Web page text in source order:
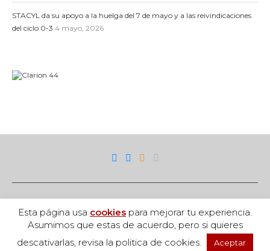
STACYL da su apoyo a la huelga del 7 de mayo y a las reivindicaciones
del ciclo 0-3 4 mayo, 2026
Esta página usa cookies para mejorar tu experiencia.
Asumimos que estas de acuerdo, pero si quieres
descativarlas, revisa la politica de cookies.
Aceptar